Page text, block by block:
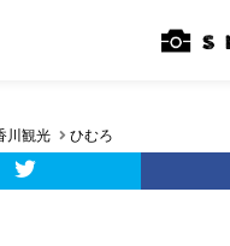
川観光 ひむろ